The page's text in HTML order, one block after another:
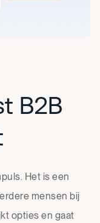
B2B
Het is een
mensen bij
opties en gaat